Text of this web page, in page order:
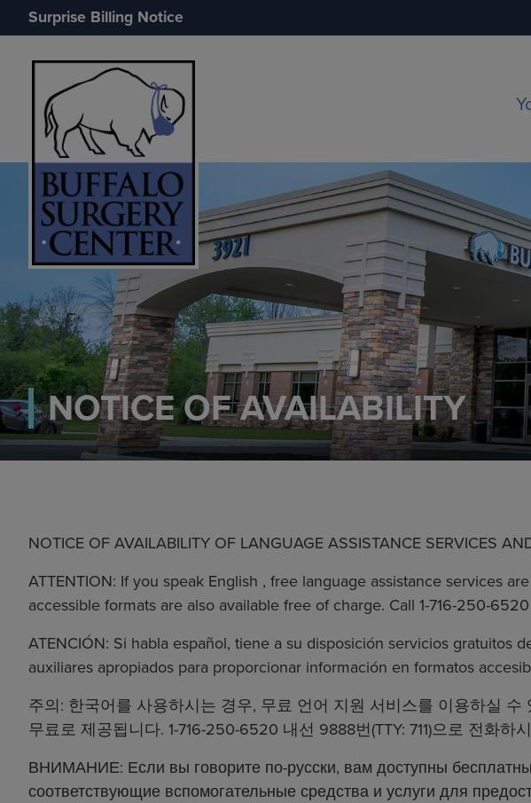
Surprise Billing Notice
NOTICE OF AVAILABILITY
NOTICE OF AVAILABILITY OF LANGUAGE ASSISTANCE SERVICES
ATTENTION: If you speak English , free language assistance services
accessible formats are also available free of charge. Call 1-716-250-
ATENCIÓN: Si habla español, tiene a su disposición servicios gratuitos
auxiliares apropiados para proporcionar información en formatos
주의: 한국어를 사용하시는 경우, 무료 언어 지원 서비스를 이용하실
무료로 제공됩니다. 1-716-250-6520 내선 9888번(TTY: 711)으로 전화
ВНИМАНИЕ: Если вы говорите по-русски, вам доступны
соответствующие вспомогательные средства и услуги для